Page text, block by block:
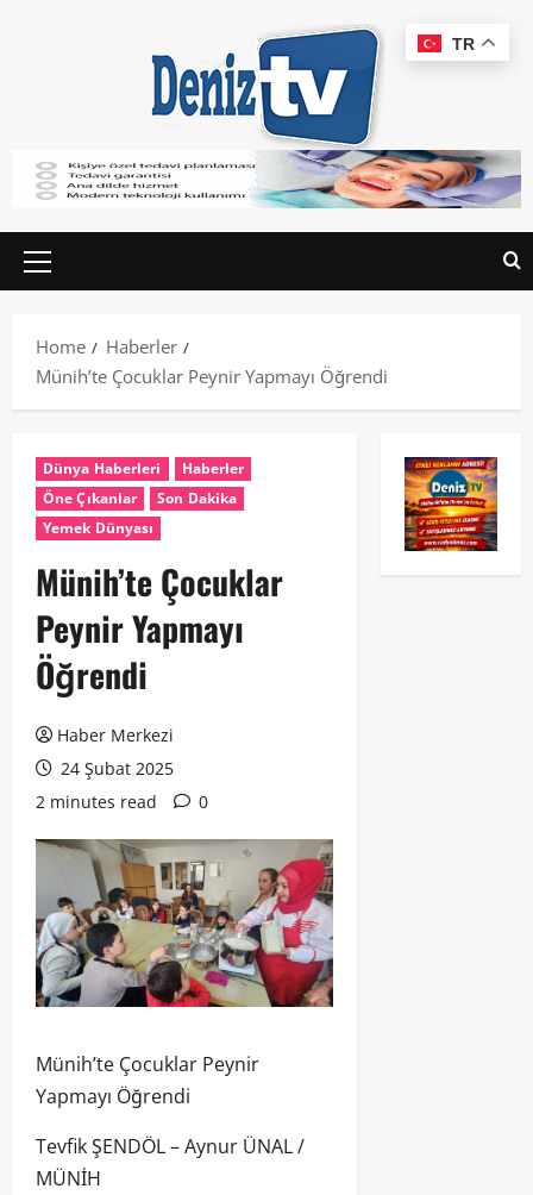
Home
Haberler
Münih’te Çocuklar Peynir Yapmayı Öğrendi
Dünya Haberleri
Haberler
Öne Çıkanlar
Son Dakika
Yemek Dünyası
Münih’te Çocuklar
Peynir Yapmayı
Öğrendi
Haber Merkezi
24 Şubat 2025
2 minutes read
0
Münih’te Çocuklar Peynir
Yapmayı Öğrendi
Tevfik ŞENDÖL – Aynur ÜNAL /
MÜNİH
TR